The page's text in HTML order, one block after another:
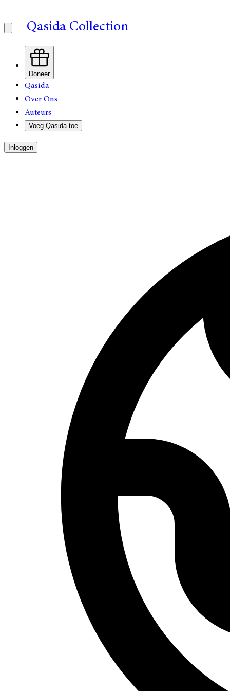
Qasida Collection
Doneer
Qasida
Over Ons
Auteurs
Voeg Qasida toe
Inloggen